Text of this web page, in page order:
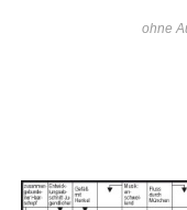
ohne